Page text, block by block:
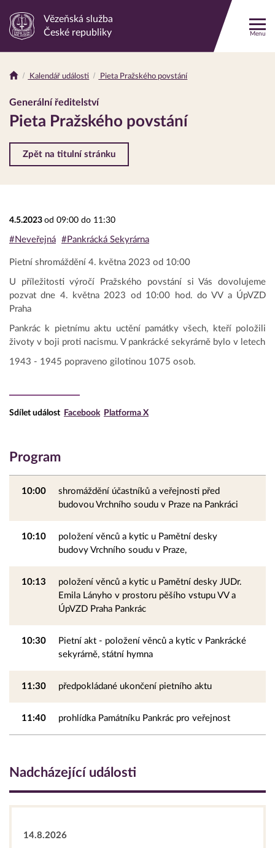
Odkaz
stránku
Vězeňská služba
České republiky
Menu
Drobečková
navigace
Kalendář události Pieta Pražského povstání
Generální ředitelství
Pieta Pražského povstání
Zpět na titulní stránku
4.5.2023 od 09:00 do 11:30
#Neveřejná #Pankrácká Sekyrárna
Pietní shromáždění 4. května 2023 od 10:00
U příležitosti výročí Pražského povstání si Vás dovolujeme
pozvat dne 4. května 2023 od 10:00 hod. do VV a ÚpVZD
Praha
Pankrác k pietnímu aktu uctění památky všech, kteří položili
životy v boji proti nacismu. V pankrácké sekyrárně bylo v letech
1943 - 1945 popraveno gilotinou 1075 osob.
Sdílet událost Facebook Platforma X
Program
10:00
shromáždění účastníků a veřejnosti před
budovou Vrchního soudu v Praze na Pankráci
10:10
položení věnců a kytic u Pamětní desky
budovy Vrchního soudu v Praze,
10:13
položení věnců a kytic u Pamětní desky JUDr.
Emila Lányho v prostoru pěšího vstupu VV a
ÚpVZD Praha Pankrác
10:30
Pietní akt - položení věnců a kytic v Pankrácké
sekyrárně, státní hymna
11:30 předpokládané ukončení pietního aktu
11:40 prohlídka Památníku Pankrác pro veřejnost
Nadcházející události
14.8.2026